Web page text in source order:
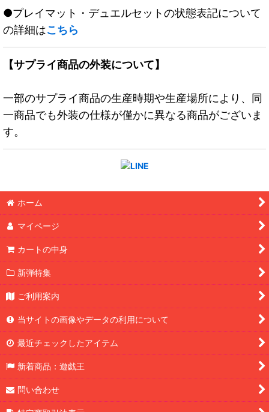
●プレイマット・デュエルセットの状態表記について
の詳細はこちら
【サプライ商品の外装について】
一部のサプライ商品の生産時期や生産場所により、同
一商品でも外装の仕様が僅かに異なる商品がございま
す。
ホーム
マイページ
カートの中身
新弾特集
ご利用案内
当サイトの画像やデータの利用について
最近チェックしたアイテム
新着商品：遊戯王
問い合わせ